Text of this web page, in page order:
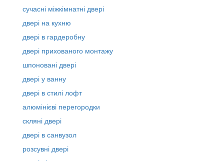
сучасні міжкімнатні двері
двері на кухню
двері в гардеробну
двері прихованого монтажу
шпоновані двері
двері у ванну
двері в стилі лофт
алюмінієві перегородки
скляні двері
двері в санвузол
розсувні двері